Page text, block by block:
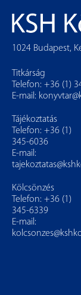
1024 Budapest,
Titkárság
Telefon: +36 (1)
E-mail:
Tájékoztatás
Telefon: +36 (1)
345-6036
E-mail:
Kölcsönzés
Telefon: +36 (1)
345-6339
E-mail: